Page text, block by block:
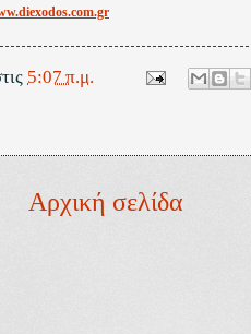
5:07 π.μ.
Αρχική σελίδα